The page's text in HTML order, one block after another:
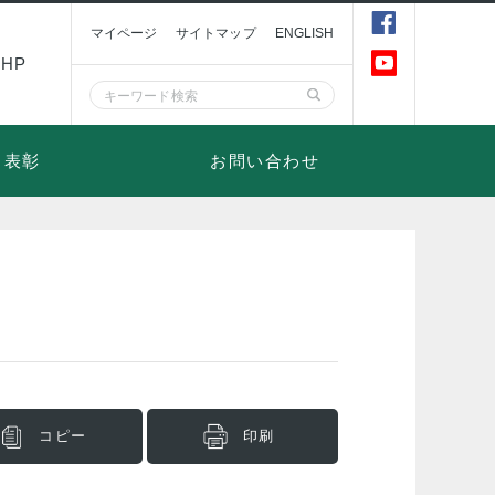
マイページ サイトマップ ENGLISH
表彰 お問い合わせ
コピー 印刷